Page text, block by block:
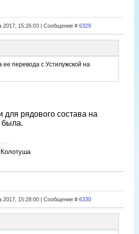
2017, 15:26:03 | Сообщение # 6329
ее перевода с Устилужской на
для рядового состава на
была.
2017, 15:28:00 | Сообщение # 6330